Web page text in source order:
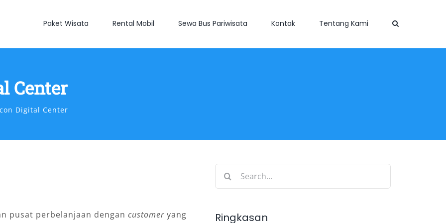
Paket Wisata Rental Mobil Sewa Bus Pariwisata Kontak Tentang Kami
Center
Digital Center
pusat perbelanjaan dengan customeryang
Search
Ringkasan